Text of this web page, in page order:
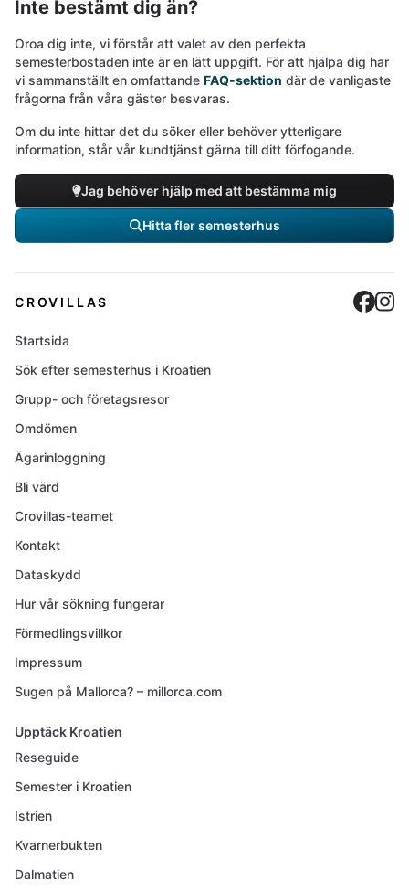
Inte bestämt dig än?
Oroa dig inte, vi förstår att valet av den perfekta
semesterbostaden inte är en lätt uppgift. För att hjälpa dig har
vi sammanställt en omfattande FAQ-sektion där de vanligaste
frågorna från våra gäster besvaras.
Om du inte hittar det du söker eller behöver ytterligare
information, står vår kundtjänst gärna till ditt förfogande.
Jag behöver hjälp med att bestämma mig
Hitta fler semesterhus
CROVILLAS
Startsida
Sök efter semesterhus i Kroatien
Grupp- och företagsresor
Omdömen
Ägarinloggning
Bli värd
Crovillas-teamet
Kontakt
Dataskydd
Hur vår sökning fungerar
Förmedlingsvillkor
Impressum
Sugen på Mallorca? – millorca.com
Upptäck Kroatien
Reseguide
Semester i Kroatien
Istrien
Kvarnerbukten
Dalmatien